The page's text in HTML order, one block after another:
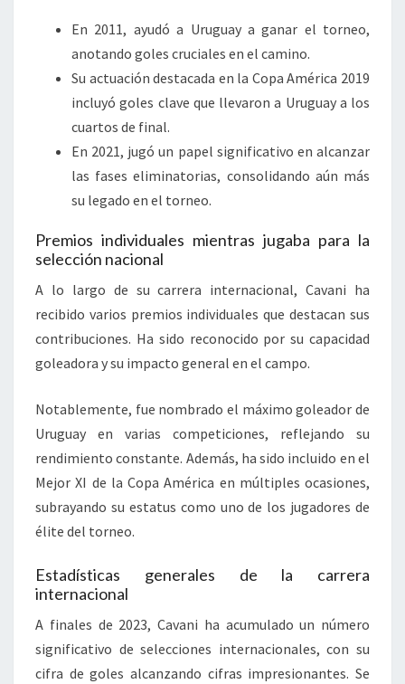
En 2011, ayudó a Uruguay a ganar el torneo,
anotando goles cruciales en el camino.
Su actuación destacada en la Copa América 2019
incluyó goles clave que llevaron a Uruguay a los
cuartos de final.
En 2021, jugó un papel significativo en alcanzar
las fases eliminatorias, consolidando aún más
su legado en el torneo.
Premios individuales mientras jugaba para la
selección nacional
A lo largo de su carrera internacional, Cavani ha
recibido varios premios individuales que destacan sus
contribuciones. Ha sido reconocido por su capacidad
goleadora y su impacto general en el campo.
Notablemente, fue nombrado el máximo goleador de
Uruguay en varias competiciones, reflejando su
rendimiento constante. Además, ha sido incluido en el
Mejor XI de la Copa América en múltiples ocasiones,
subrayando su estatus como uno de los jugadores de
élite del torneo.
Estadísticas generales de la carrera
internacional
A finales de 2023, Cavani ha acumulado un número
significativo de selecciones internacionales, con su
cifra de goles alcanzando cifras impresionantes. Se